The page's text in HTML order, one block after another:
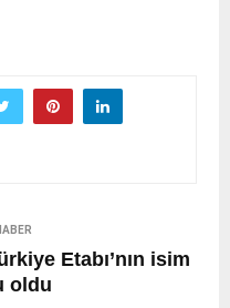
Etabı’nın isim
oldu